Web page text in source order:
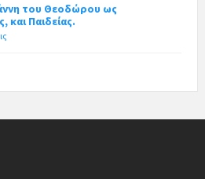
του Θεοδώρου ως
Παιδείας.